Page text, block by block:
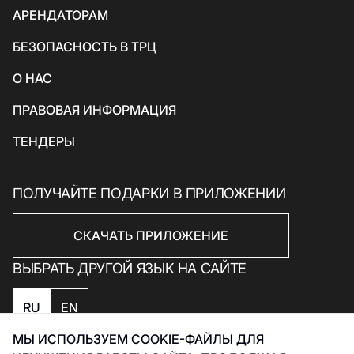
МЫ ИСПОЛЬЗУЕМ COOKIE-ФАЙЛЫ ДЛЯ
Товары для спорта и отдыха
Электроника, книги и бытовая техника
Товары для дома
Подарки и сувениры
АРЕНДАТОРАМ
БЕЗОПАСНОСТЬ В ТРЦ
О НАС
ПРАВОВАЯ ИНФОРМАЦИЯ
ТЕНДЕРЫ
ПОЛУЧАЙТЕ ПОДАРКИ В ПРИЛОЖЕНИИ
СКАЧАТЬ ПРИЛОЖЕНИЕ
ВЫБРАТЬ ДРУГОЙ ЯЗЫК НА САЙТЕ
RU EN